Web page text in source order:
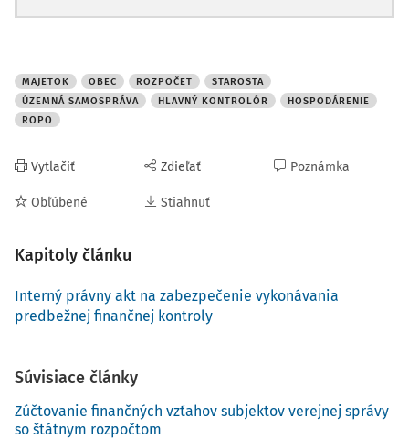
MAJETOK OBEC ROZPOČET
STAROSTA
ÚZEMNÁ SAMOSPRÁVA
HLAVNÝ KONTROLÓR
HOSPODÁRENIE
ROPO
Vytlačiť
Obľúbené
Zdieľať
Stiahnuť
Poznámka
Kapitoly článku
Interný právny akt na zabezpečenie vykonávania
predbežnej finančnej kontroly
Súvisiace články
Zúčtovanie finančných vzťahov subjektov verejnej správy
so štátnym rozpočtom